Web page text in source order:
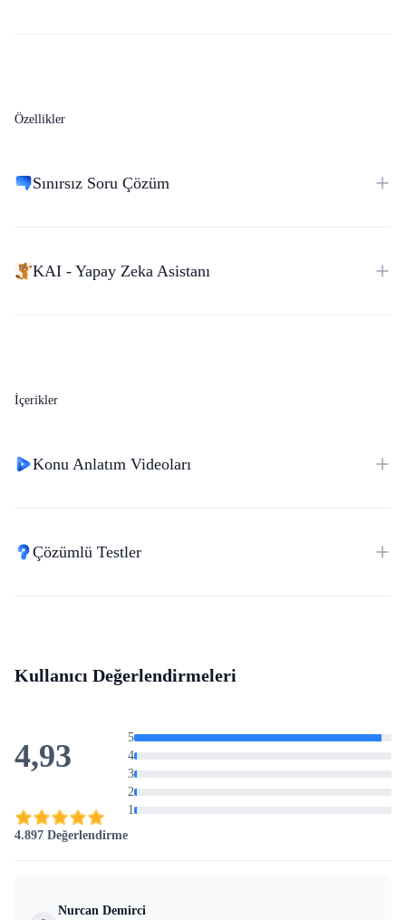
Özellikler
Sınırsız Soru Çözüm
KAI - Yapay Zeka Asistanı
İçerikler
Konu Anlatım Videoları
Çözümlü Testler
Kullanıcı Değerlendirmeleri
4,93
4.897 Değerlendirme
5
4
3
2
1
Nurcan Demirci